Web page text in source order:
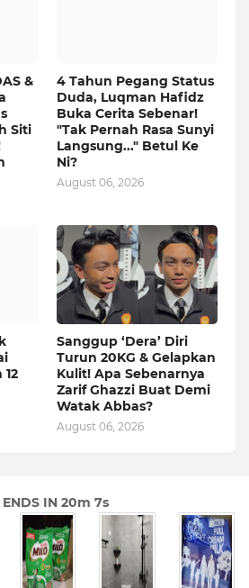
&
Siti
4 Tahun Pegang Status
Duda, Luqman Hafidz
Buka Cerita Sebenar!
"Tak Pernah Rasa Sunyi
Langsung..." Betul Ke
Ni?
August 06, 2026
Sanggup ‘Dera’ Diri
Turun 20KG & Gelapkan
Kulit! Apa Sebenarnya
Zarif Ghazzi Buat Demi
Watak Abbas?
August 06, 2026
ENDS IN20m 5s